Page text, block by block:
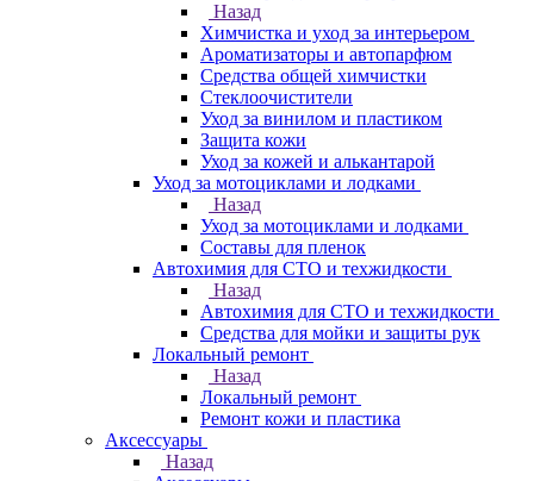
Назад
Химчистка и уход за интерьером
Ароматизаторы и автопарфюм
Средства общей химчистки
Стеклоочистители
Уход за винилом и пластиком
Защита кожи
Уход за кожей и алькантарой
Уход за мотоциклами и лодками
Назад
Уход за мотоциклами и лодками
Составы для пленок
Автохимия для СТО и техжидкости
Назад
Автохимия для СТО и техжидкости
Средства для мойки и защиты рук
Локальный ремонт
Назад
Локальный ремонт
Ремонт кожи и пластика
Аксессуары
Назад